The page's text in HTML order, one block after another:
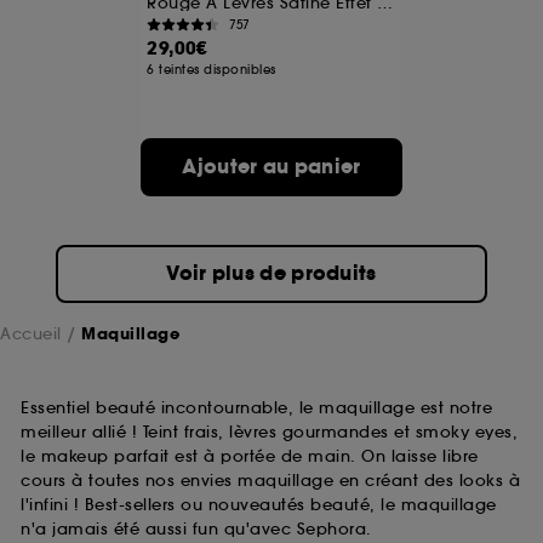
757
29,00€
6 teintes disponibles
Ajouter au panier
Voir plus de produits
Accueil Maquillage
Essentiel beauté incontournable, le maquillage est notre
meilleur allié ! Teint frais, lèvres gourmandes et smoky eyes,
le makeup parfait est à portée de main. On laisse libre
cours à toutes nos envies maquillage en créant des looks à
l'infini ! Best-sellers ou nouveautés beauté, le maquillage
n'a jamais été aussi fun qu'avec Sephora.
A l'exception des cookies techniques, le dépôt et la
lecture de ces traceurs requiert votre accord. Vous
choix" ci-dessous ou décider de "tout accepter".
Sephora pourra associer les informations de
navigation collectées par ces Cookies, pour les
sur "continuer sans accepter". Voous pouvez à tout
moment choisir de retirer votrte consentement. Si vous
souhaitez obtenir plus d'information sur les cookies